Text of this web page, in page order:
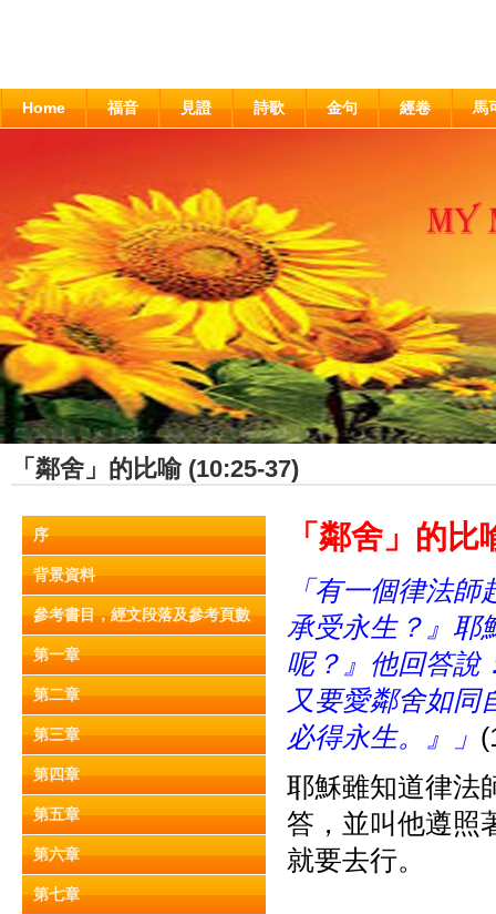
Home 福音 見證 詩歌 金句 經卷 馬
「鄰舍」的比喻 (10:25-37)
序
背景資料
參考書目，經文段落及參考頁數
第一章
第二章
第三章
第四章
第五章
第六章
第七章
「鄰舍」的
「有一個律法
承受永生？』耶
呢？』他回答說
又要愛鄰舍如同
必得永生。』」
耶穌雖知道律法
答，並叫他遵照
就要去行。